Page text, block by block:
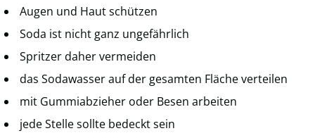
Augen und Haut schützen
Soda ist nicht ganz ungefährlich
Spritzer daher vermeiden
das Sodawasser auf der gesamten Fläche verteilen
mit Gummiabzieher oder Besen arbeiten
jede Stelle sollte bedeckt sein